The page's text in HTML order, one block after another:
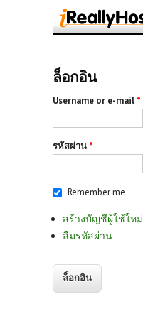
ล็อกอิน
Username or e-mail *
รหัสผ่าน *
Remember me
สร้างบัญชีผู้ใช้ใหม่
ลืมรหัสผ่าน